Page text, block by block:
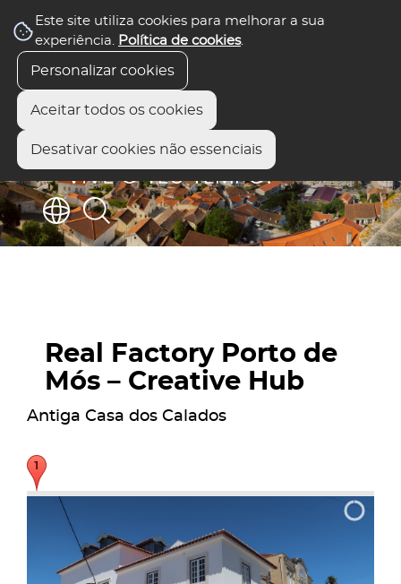
Este site utiliza cookies para melhorar a sua
experiência. Política de cookies.
Personalizar cookies
Aceitar todos os cookies
Desativar cookies não essenciais
Real Factory Porto de
Mós – Creative Hub
Antiga Casa dos Calados